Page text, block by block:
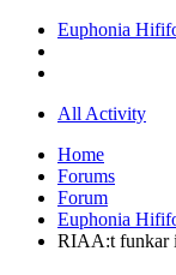
Euphonia
All Activity
Home
Forums
Forum
Euphonia
RIAA:t funkar